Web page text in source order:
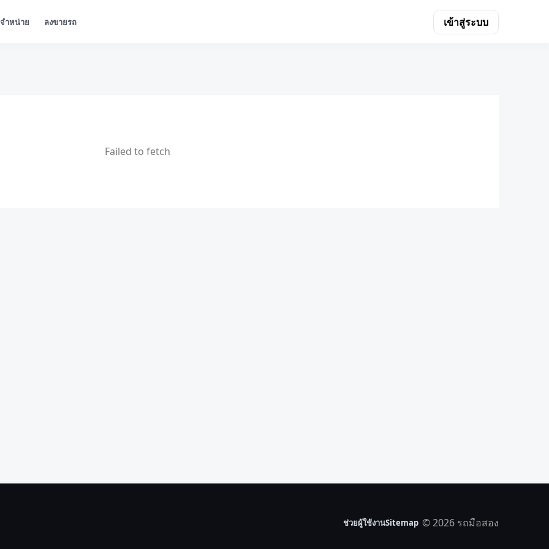
ำหน่าย ลงขายรถ เข้าสู่ระบบ
Failed to fetch
ช่วยผู้ใช้งานSitemap © 2026 รถมือสอง